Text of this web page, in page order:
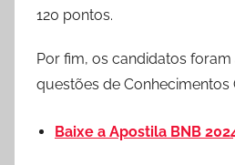
120 pontos.
Por fim, os candidatos
questões de Conhecimentos
Baixe a Apostila BNB